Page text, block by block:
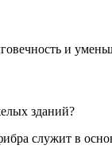
и
зданий?
служит в